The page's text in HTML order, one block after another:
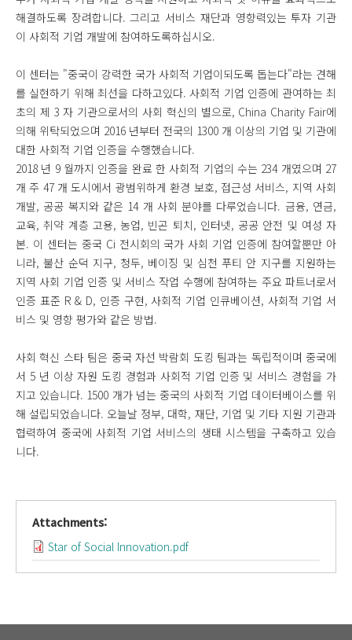
해결하도록 장려합니다. 그리고 서비스 재단과 영향력있는 투자 기관
이 사회적 기업 개발에 참여하도록하십시오.
이 센터는 "중국이 강력한 국가 사회적 기업이되도록 돕는다"라는 견해
를 실현하기 위해 최선을 다하고있다. 사회적 기업 인증에 관여하는 최
초의 제 3 자 기관으로서의 사회 혁신의 별으로, China Charity Fair에
의해 위탁되었으며 2016 년부터 전국의 1300 개 이상의 기업 및 기관에
대한 사회적 기업 인증을 수행했습니다.
2018 년 9 월까지 인증을 완료 한 사회적 기업의 수는 234 개였으며 27
개 주 47 개 도시에서 광범위하게 환경 보호, 접근성 서비스, 지역 사회
개발, 공공 복지와 같은 14 개 사회 분야를 다루었습니다. 금융, 연금,
교육, 취약 계층 고용, 농업, 빈곤 퇴치, 인터넷, 공공 안전 및 여성 자
본. 이 센터는 중국 Ci 전시회의 국가 사회 기업 인증에 참여할뿐만 아
니라, 불산 순덕 지구, 청두, 베이징 및 심천 푸티 안 지구를 지원하는
지역 사회 기업 인증 및 서비스 작업 수행에 참여하는 주요 파트너로서
인증 표준 R & D, 인증 구현, 사회적 기업 인큐베이션, 사회적 기업 서
비스 및 영향 평가와 같은 방법.
사회 혁신 스타 팀은 중국 자선 박람회 도킹 팀과는 독립적이며 중국에
서 5 년 이상 자원 도킹 경험과 사회적 기업 인증 및 서비스 경험을 가
지고 있습니다. 1500 개가 넘는 중국의 사회적 기업 데이터베이스를 위
해 설립되었습니다. 오늘날 정부, 대학, 재단, 기업 및 기타 지원 기관과
협력하여 중국에 사회적 기업 서비스의 생태 시스템을 구축하고 있습
니다.
Attachments:
Star of Social Innovation.pdf